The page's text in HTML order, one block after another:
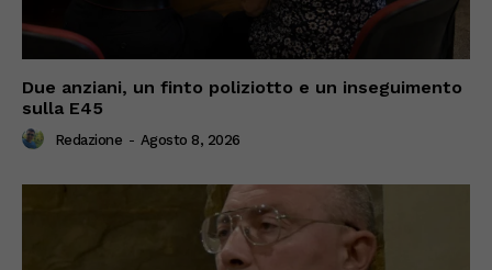
Due anziani, un finto poliziotto e un inseguimento
sulla E45
Redazione - Agosto 8, 2026